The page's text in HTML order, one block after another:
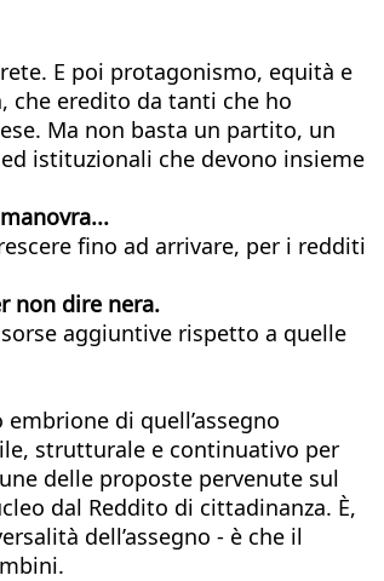
E poi protagonismo, equità e
che eredito da tanti che ho
Ma non basta un partito, un
istituzionali che devono insieme
fino ad arrivare, per i redditi
non dire nera.
aggiuntive rispetto a quelle
di quell’assegno
strutturale e continuativo per
delle proposte pervenute sul
dal Reddito di cittadinanza. È,
dell’assegno - è che il